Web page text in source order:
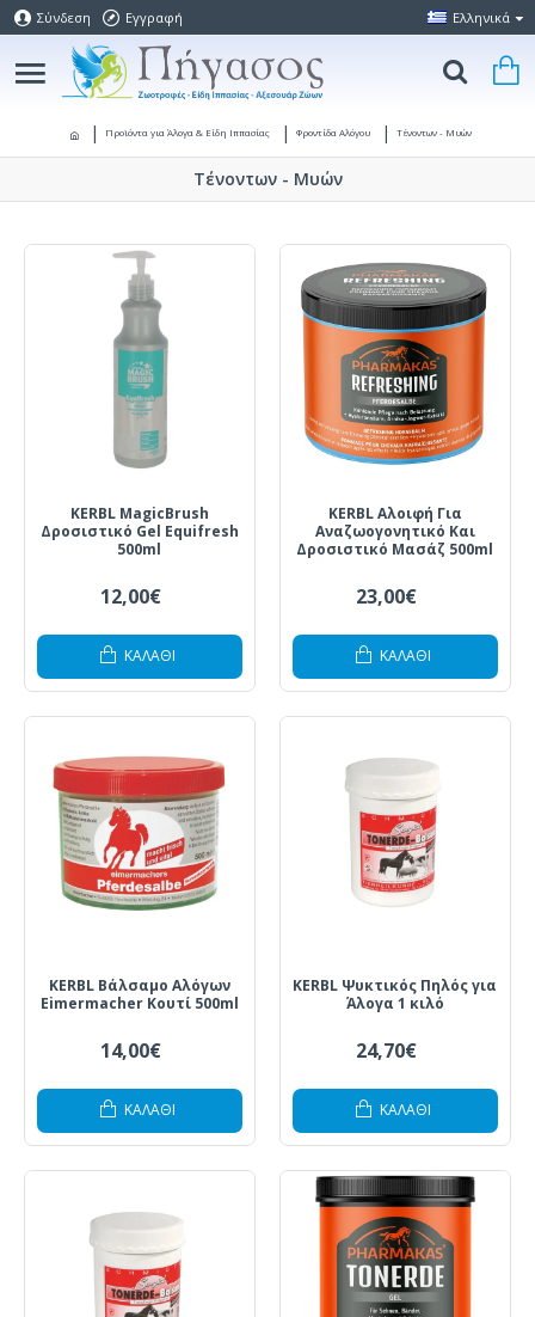
Σύνδεση Εγγραφή Ελληνικά
Προϊόντα για Άλογα & Είδη Ιππασίας Φροντίδα Αλόγου Τένοντων - Μυών
Τένοντων - Μυών
KERBL MagicBrush
Δροσιστικό Gel Equifresh
500ml
12,00€
ΚΑΛΆΘΙ
KERBL Αλοιφή Για
Αναζωογονητικό Και
Δροσιστικό Μασάζ 500ml
23,00€
ΚΑΛΆΘΙ
KERBL Βάλσαμο Αλόγων
Eimermacher Κουτί 500ml
14,00€
ΚΑΛΆΘΙ
KERBL Ψυκτικός Πηλός για
Άλογα 1 κιλό
24,70€
ΚΑΛΆΘΙ